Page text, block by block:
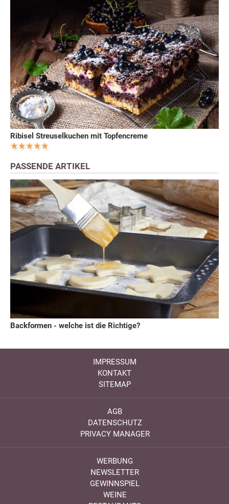
Ribisel Streuselkuchen mit Topfencreme
PASSENDE ARTIKEL
Backformen - welche ist die Richtige?
IMPRESSUM
KONTAKT
SITEMAP
AGB
DATENSCHUTZ
PRIVACY MANAGER
WERBUNG
NEWSLETTER
GEWINNSPIEL
WEINE